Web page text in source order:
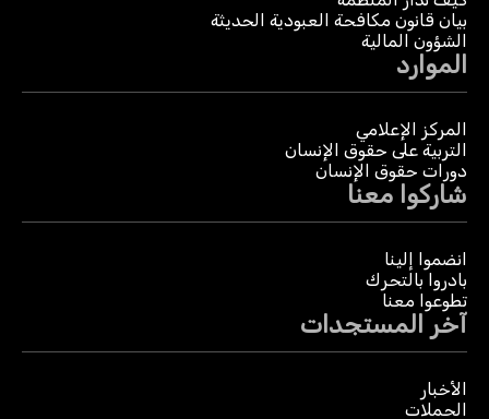
بيان قانون مكافحة العبودية الحديثة
الشؤون المالية
الموارد
المركز الإعلامي
التربية على حقوق الإنسان
دورات حقوق الإنسان
شاركوا معنا
انضموا إلينا
بادروا بالتحرك
تطوعوا معنا
آخر المستجدات
الأخبار
الحملات